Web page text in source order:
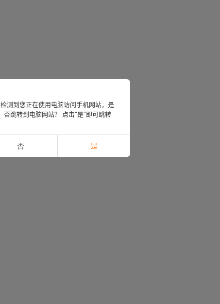
检测到您正在使用电脑访问手机网站，是
否跳转到电脑网站？ 点击“是”即可跳转
否 是